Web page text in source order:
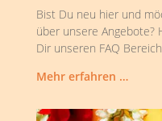
Bist Du neu hier und
über unsere Angebote?
Dir unseren FAQ
Mehr erfahren …